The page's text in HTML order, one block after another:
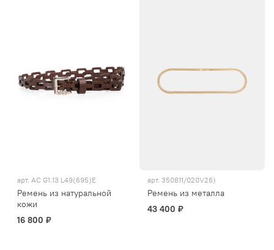
арт. AC G1.13 L49(695)E
Ремень из натуральной
кожи
16 800 ₽
арт. 350811/020V26)
Ремень из металла
43 400 ₽